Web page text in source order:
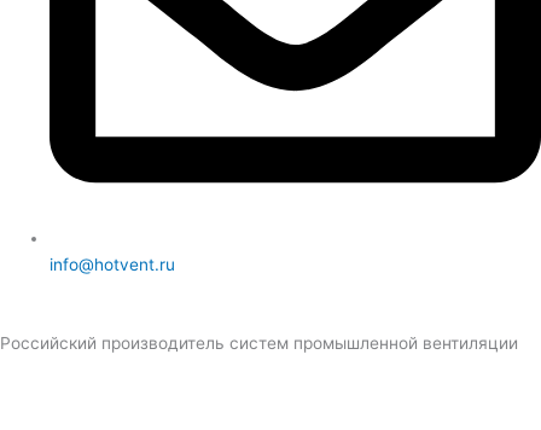
info@hotvent.ru
Российский производитель систем промышленной вентиляции